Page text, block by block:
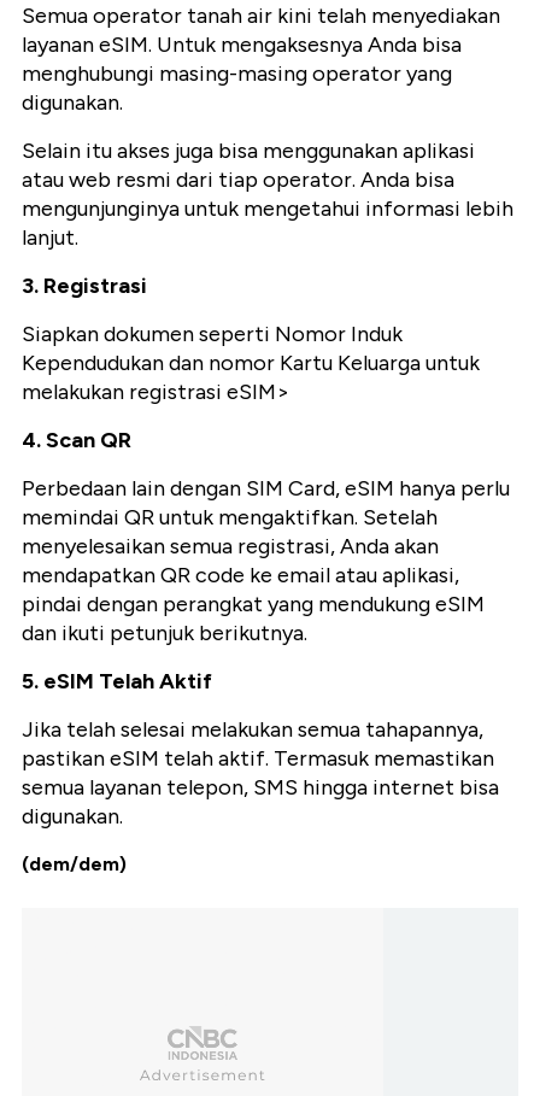
Semua operator tanah air kini telah menyediakan
layanan eSIM. Untuk mengaksesnya Anda bisa
menghubungi masing-masing operator yang
digunakan.
Selain itu akses juga bisa menggunakan aplikasi
atau web resmi dari tiap operator. Anda bisa
mengunjunginya untuk mengetahui informasi lebih
lanjut.
3. Registrasi
Siapkan dokumen seperti Nomor Induk
Kependudukan dan nomor Kartu Keluarga untuk
melakukan registrasi eSIM>
4. Scan QR
Perbedaan lain dengan SIM Card, eSIM hanya perlu
memindai QR untuk mengaktifkan. Setelah
menyelesaikan semua registrasi, Anda akan
mendapatkan QR code ke email atau aplikasi,
pindai dengan perangkat yang mendukung eSIM
dan ikuti petunjuk berikutnya.
5. eSIM Telah Aktif
Jika telah selesai melakukan semua tahapannya,
pastikan eSIM telah aktif. Termasuk memastikan
semua layanan telepon, SMS hingga internet bisa
digunakan.
(dem/dem)